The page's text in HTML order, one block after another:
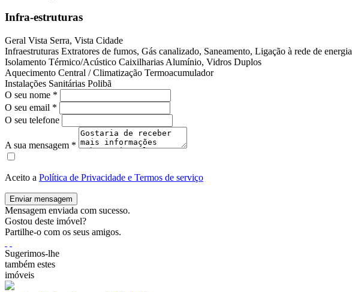
Infra-estruturas
Geral Vista Serra, Vista Cidade
Infraestruturas Extratores de fumos, Gás canalizado, Saneamento, Ligação à rede de energia
Isolamento Térmico/Acústico Caixilharias Alumínio, Vidros Duplos
Aquecimento Central / Climatização Termoacumulador
Instalações Sanitárias Polibã
O seu nome *
O seu email *
O seu telefone
A sua mensagem *
Aceito a Política de Privacidade e Termos de serviço
Enviar mensagem
Mensagem enviada com sucesso.
Gostou deste imóvel?
Partilhe-o com os seus amigos.
Sugerimos-lhe
também estes
imóveis